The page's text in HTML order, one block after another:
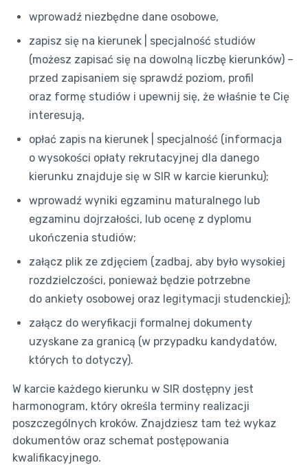
wprowadź niezbędne dane osobowe,
zapisz się na kierunek | specjalność studiów
(możesz zapisać się na dowolną liczbę kierunków) –
przed zapisaniem się sprawdź poziom, profil
oraz formę studiów i upewnij się, że właśnie te Cię
interesują,
opłać zapis na kierunek | specjalność (informacja
o wysokości opłaty rekrutacyjnej dla danego
kierunku znajduje się w SIR w karcie kierunku);
wprowadź wyniki egzaminu maturalnego lub
egzaminu dojrzałości, lub ocenę z dyplomu
ukończenia studiów;
załącz plik ze zdjęciem (zadbaj, aby było wysokiej
rozdzielczości, ponieważ będzie potrzebne
do ankiety osobowej oraz legitymacji studenckiej);
załącz do weryfikacji formalnej dokumenty
uzyskane za granicą (w przypadku kandydatów,
których to dotyczy).
W karcie każdego kierunku w SIR dostępny jest
harmonogram, który określa terminy realizacji
poszczególnych kroków. Znajdziesz tam też wykaz
dokumentów oraz schemat postępowania
kwalifikacyjnego.